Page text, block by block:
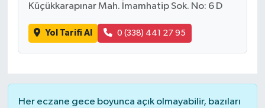
Küçükkarapınar Mah. İmamhatip Sok. No: 6 D
Yol Tarifi Al 0 (338) 441 27 95
Her eczane gece boyunca açık olmayabilir, bazıları